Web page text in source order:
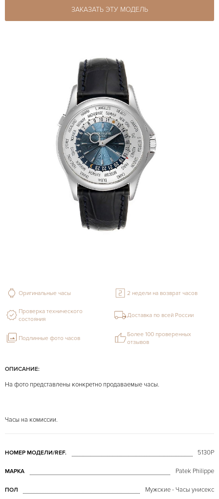
ЗАКАЗАТЬ ЭТУ МОДЕЛЬ
ОПИСАНИЕ:
На фото представлены конкретно продаваемые часы.
Часы на комиссии.
НОМЕР МОДЕЛИ/REF. 5130P
МАРКА Patek Philippe
ПОЛ Мужские - Часы унисекс
Оригинальные часы 2 недели на возврат часов
Проверка технического
состояния
Доставка по всей России
Подлинные фото часов
Более 100 проверенных
отзывов